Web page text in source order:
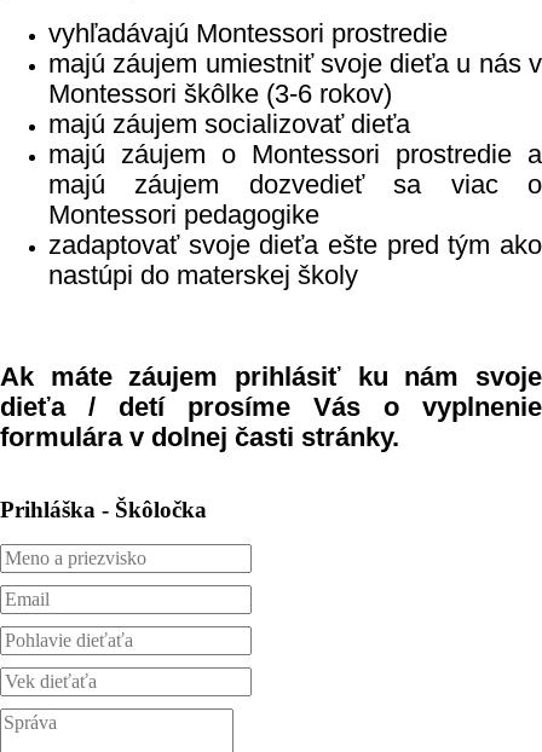
vyhľadávajú Montessori prostredie
majú záujem umiestniť svoje dieťa u nás v
Montessori škôlke (3-6 rokov)
majú záujem socializovať dieťa
majú záujem o Montessori prostredie a
majú záujem dozvedieť sa viac o
Montessori pedagogike
zadaptovať svoje dieťa ešte pred tým ako
nastúpi do materskej školy
Ak máte záujem prihlásiť ku nám svoje
dieťa / detí prosíme Vás o vyplnenie
formulára v dolnej časti stránky.
Prihláška - Škôločka